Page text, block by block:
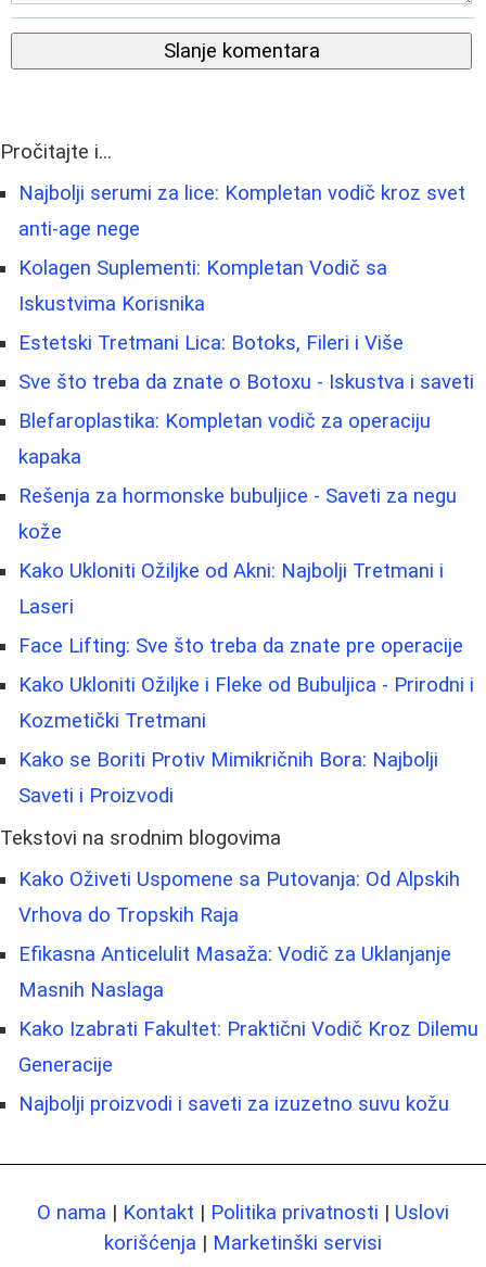
Slanje komentara
Pročitajte i...
Najbolji serumi za lice: Kompletan vodič kroz svet
anti-age nege
Kolagen Suplementi: Kompletan Vodič sa
Iskustvima Korisnika
Estetski Tretmani Lica: Botoks, Fileri i Više
Sve što treba da znate o Botoxu - Iskustva i saveti
Blefaroplastika: Kompletan vodič za operaciju
kapaka
Rešenja za hormonske bubuljice - Saveti za negu
kože
Kako Ukloniti Ožiljke od Akni: Najbolji Tretmani i
Laseri
Face Lifting: Sve što treba da znate pre operacije
Kako Ukloniti Ožiljke i Fleke od Bubuljica - Prirodni i
Kozmetički Tretmani
Kako se Boriti Protiv Mimikričnih Bora: Najbolji
Saveti i Proizvodi
Tekstovi na srodnim blogovima
Kako Oživeti Uspomene sa Putovanja: Od Alpskih
Vrhova do Tropskih Raja
Efikasna Anticelulit Masaža: Vodič za Uklanjanje
Masnih Naslaga
Kako Izabrati Fakultet: Praktični Vodič Kroz Dilemu
Generacije
Najbolji proizvodi i saveti za izuzetno suvu kožu
O nama | Kontakt | Politika privatnosti | Uslovi
korišćenja | Marketinški servisi